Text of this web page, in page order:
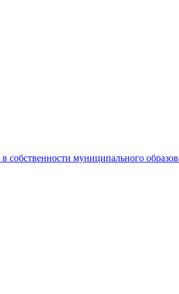
собственности муниципального